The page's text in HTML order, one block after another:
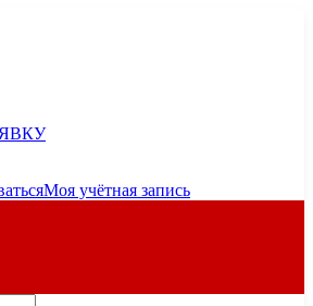
Моя учётная запись